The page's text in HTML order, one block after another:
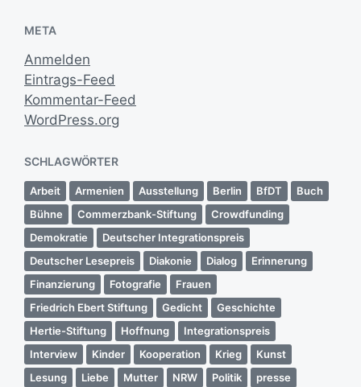
META
Anmelden
Eintrags-Feed
Kommentar-Feed
WordPress.org
SCHLAGWÖRTER
Arbeit Armenien Ausstellung Berlin BfDT
Buch
Bühne
Commerzbank-Stiftung
Crowdfunding
Demokratie
Deutscher Integrationspreis
Deutscher Lesepreis
Diakonie Dialog
Erinnerung
Finanzierung
Fotografie
Frauen
Friedrich Ebert Stiftung
Gedicht
Geschichte
Hertie-Stiftung
Hoffnung
Integrationspreis
Interview
Kinder Kooperation Krieg
Kunst
Lesung
Liebe Mutter NRW Politik
presse